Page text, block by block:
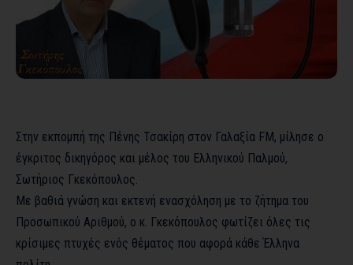
Στην εκπομπή της Πένης Τσακίρη στον Γαλαξία FM, μίλησε ο
έγκριτος δικηγόρος και μέλος του Ελληνικού Παλμού,
Σωτήριος Γκεκόπουλος.
Με βαθιά γνώση και εκτενή ενασχόληση με το ζήτημα του
Προσωπικού Αριθμού, ο κ. Γκεκόπουλος φωτίζει όλες τις
κρίσιμες πτυχές ενός θέματος που αφορά κάθε Έλληνα